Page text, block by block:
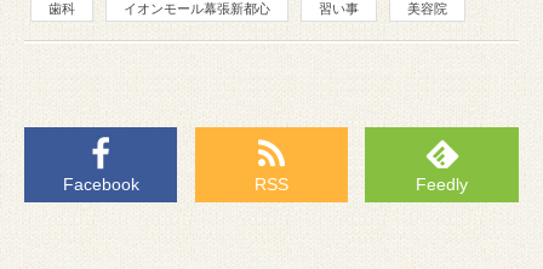
歯科 イオンモール幕張新都心 習い事 美容院
Facebook RSS Feedly